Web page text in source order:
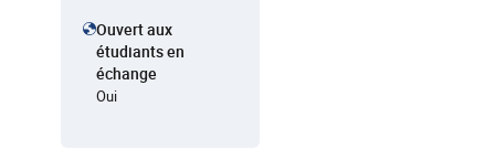
Ouvert aux
étudiants en
échange
Oui